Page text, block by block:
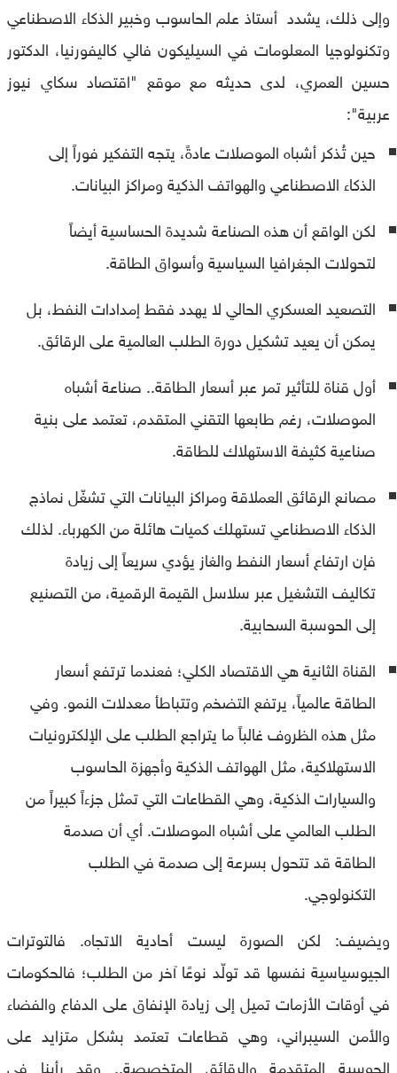
وإلى ذلك، يشدد أستاذ علم الحاسوب وخبير الذكاء الاصطناعي
وتكنولوجيا المعلومات في السيليكون فالي كاليفورنيا، الدكتور
حسين العمري، لدى حديثه مع موقع "اقتصاد سكاي نيوز
عربية":
حين تُذكر أشباه الموصلات عادةً، يتجه التفكير فوراً إلى
الذكاء الاصطناعي والهواتف الذكية ومراكز البيانات.
لكن الواقع أن هذه الصناعة شديدة الحساسية أيضاً
لتحولات الجغرافيا السياسية وأسواق الطاقة.
التصعيد العسكري الحالي لا يهدد فقط إمدادات النفط، بل
يمكن أن يعيد تشكيل دورة الطلب العالمية على الرقائق.
أول قناة للتأثير تمر عبر أسعار الطاقة.. صناعة أشباه
الموصلات، رغم طابعها التقني المتقدم، تعتمد على بنية
صناعية كثيفة الاستهلاك للطاقة.
مصانع الرقائق العملاقة ومراكز البيانات التي تشغّل نماذج
الذكاء الاصطناعي تستهلك كميات هائلة من الكهرباء. لذلك
فإن ارتفاع أسعار النفط والغاز يؤدي سريعاً إلى زيادة
تكاليف التشغيل عبر سلاسل القيمة الرقمية، من التصنيع
إلى الحوسبة السحابية.
القناة الثانية هي الاقتصاد الكلي؛ فعندما ترتفع أسعار
الطاقة عالمياً، يرتفع التضخم وتتباطأ معدلات النمو. وفي
مثل هذه الظروف غالباً ما يتراجع الطلب على الإلكترونيات
الاستهلاكية، مثل الهواتف الذكية وأجهزة الحاسوب
والسيارات الذكية، وهي القطاعات التي تمثل جزءاً كبيراً من
الطلب العالمي على أشباه الموصلات. أي أن صدمة
الطاقة قد تتحول بسرعة إلى صدمة في الطلب
التكنولوجي.
ويضيف: لكن الصورة ليست أحادية الاتجاه. فالتوترات
الجيوسياسية نفسها قد تولّد نوعًا آخر من الطلب؛ فالحكومات
في أوقات الأزمات تميل إلى زيادة الإنفاق على الدفاع والفضاء
والأمن السيبراني، وهي قطاعات تعتمد بشكل متزايد على
الحوسبة المتقدمة والرقائق المتخصصة.. وقد رأينا في